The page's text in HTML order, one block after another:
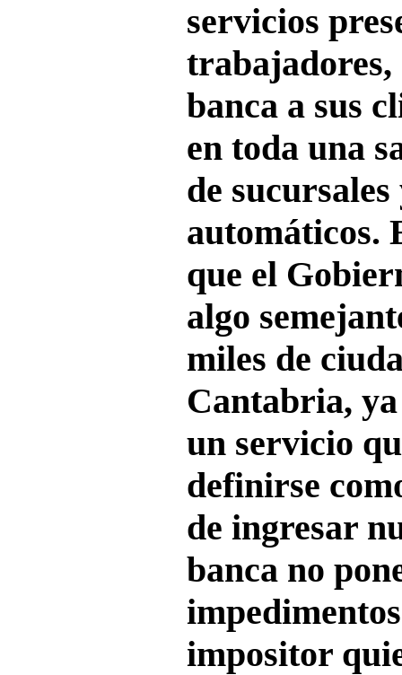
servicios
trabajadores,
banca a sus
en toda una
de
automáticos.
que el
algo
miles de
Cantabria, ya
un servicio
definirse
de ingresar
banca no
impositor